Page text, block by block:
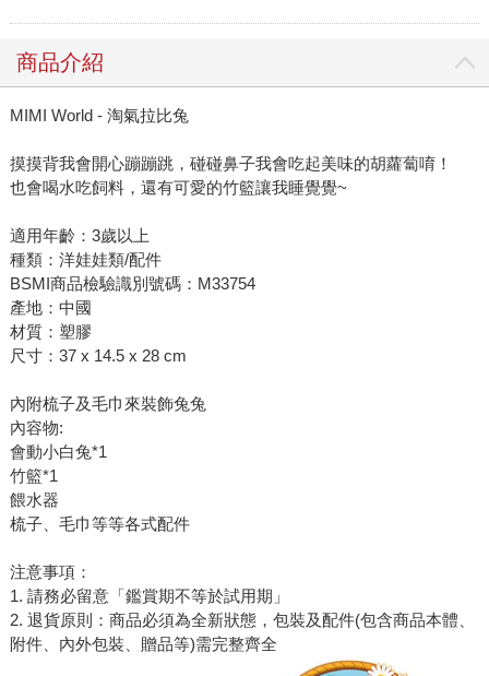
商品介紹
MIMI World - 淘氣拉比兔
摸摸背我會開心蹦蹦跳，碰碰鼻子我會吃起美味的胡蘿蔔唷！
也會喝水吃飼料，還有可愛的竹籃讓我睡覺覺~
適用年齡：3歲以上
種類：洋娃娃類/配件
BSMI商品檢驗識別號碼：M33754
產地：中國
材質：塑膠
尺寸：37 x 14.5 x 28 cm
內附梳子及毛巾來裝飾兔兔
內容物:
會動小白兔*1
竹籃*1
餵水器
梳子、毛巾等等各式配件
注意事項：
1. 請務必留意「鑑賞期不等於試用期」
2. 退貨原則：商品必須為全新狀態，包裝及配件(包含商品本體、
附件、內外包裝、贈品等)需完整齊全